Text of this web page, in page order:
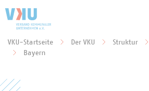
Sie befinden sich hier:
VKU-Startseite Der VKU Struktur
Bayern